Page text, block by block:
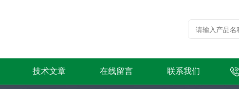
技术文章 在线留言 联系我们